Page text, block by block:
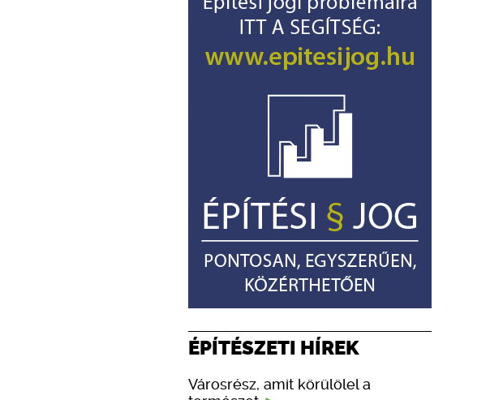
ÉPÍTÉSZETI HÍREK
Városrész, amit körülölel a